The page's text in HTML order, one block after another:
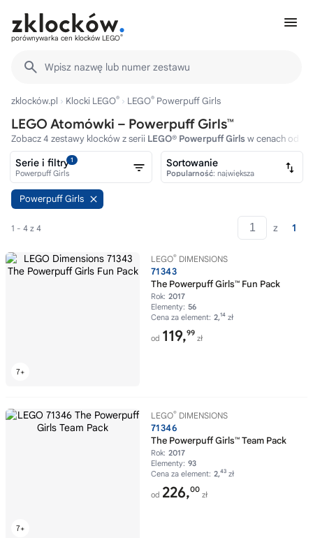
porównywarka cen klocków LEGO®
Wpisz nazwę lub numer zestawu
zklocków.pl Klocki LEGO® LEGO® Powerpuff Girls
LEGO Atomówki – Powerpuff Girls™
Zobacz 4 zestawy klocków z serii LEGO® Powerpuff Girlsw cenach od
Powerpuff Girls
1 - 4 z 4 z 1
LEGO® DIMENSIONS
71343
The Powerpuff Girls™ Fun Pack
Rok: 2017
Elementy: 56
Cena za element: 2,14 zł
od 119,99
zł
LEGO® DIMENSIONS
71346
The Powerpuff Girls™ Team Pack
Rok: 2017
Elementy: 93
Cena za element: 2,43 zł
od 226,00
zł
Serie i filtry1
Powerpuff Girls
Sortowanie
Popularność: największa